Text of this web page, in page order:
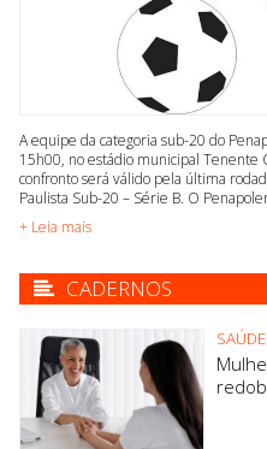
A equipe da categoria sub-20 do
15h00, no estádio municipal Tenente
confronto será válido pela última
Paulista Sub-20 – Série B. O
+ Leia mais
CADERNOS
SAÚDE